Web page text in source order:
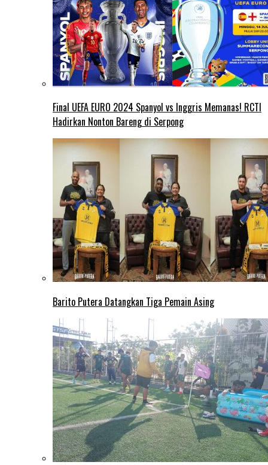
Final UEFA EURO 2024 Spanyol vs Inggris Memanas! RCTI
Hadirkan Nonton Bareng di Serpong
Barito Putera Datangkan Tiga Pemain Asing